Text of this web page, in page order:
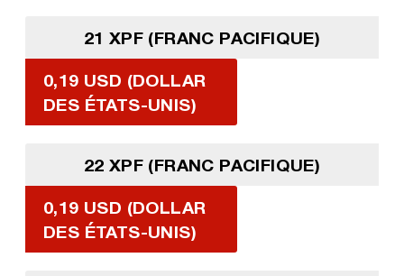
21 XPF (FRANC PACIFIQUE)
0,19 USD (DOLLAR
DES ÉTATS-UNIS)
22 XPF (FRANC PACIFIQUE)
0,19 USD (DOLLAR
DES ÉTATS-UNIS)